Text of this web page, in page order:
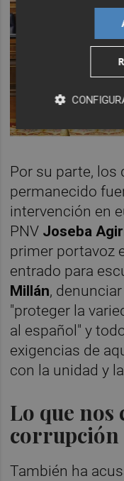
Por su parte, los
permanecido
intervención en
PNV Joseba
primer portavoz
entrado para
Millán,
"proteger la
al español" y
exigencias de
con la unidad y
Lo que nos
corrupción
También ha